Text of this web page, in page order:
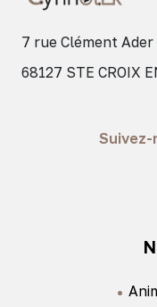
7 rue Clément Ader
68127 STE CROIX
Suivez-